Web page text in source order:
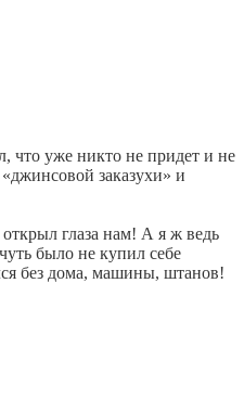
что уже никто не придет и не
заказухи» и
глаза нам! А я ж ведь
было не купил себе
без дома, машины, штанов!